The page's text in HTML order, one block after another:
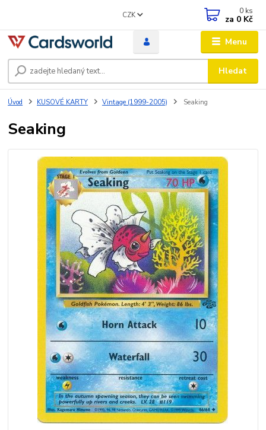
Menu
CZK
Hledat
0 ks
za 0 Kč
Úvod KUSOVÉ KARTY Vintage (1999-2005) Seaking
Seaking